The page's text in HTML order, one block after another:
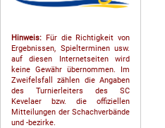
Hinweis: Für die Richtigkeit von
Ergebnissen, Spielterminen usw.
auf diesen Internetseiten wird
keine Gewähr übernommen. Im
Zweifelsfall zählen die Angaben
des Turnierleiters des SC
Kevelaer bzw. die offiziellen
Mitteilungen der Schach­ver­bände
und -bezirke.